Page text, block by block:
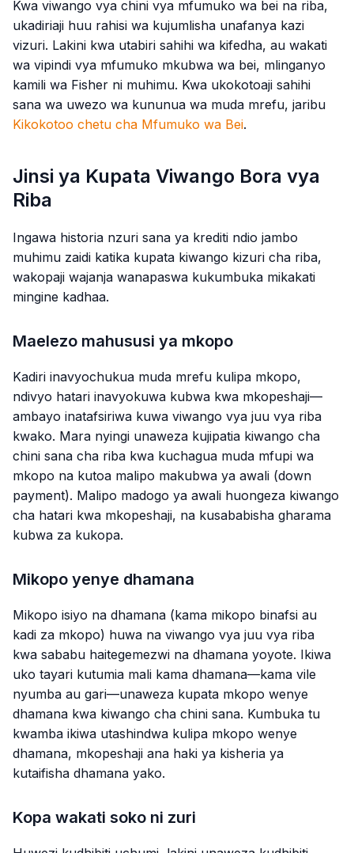
Kwa viwango vya chini vya mfumuko wa bei na riba,
ukadiriaji huu rahisi wa kujumlisha unafanya kazi
vizuri. Lakini kwa utabiri sahihi wa kifedha, au wakati
wa vipindi vya mfumuko mkubwa wa bei, mlinganyo
kamili wa Fisher ni muhimu. Kwa ukokotoaji sahihi
sana wa uwezo wa kununua wa muda mrefu, jaribu
Kikokotoo chetu cha Mfumuko wa Bei.
Jinsi ya Kupata Viwango Bora vya
Riba
Ingawa historia nzuri sana ya krediti ndio jambo
muhimu zaidi katika kupata kiwango kizuri cha riba,
wakopaji wajanja wanapaswa kukumbuka mikakati
mingine kadhaa.
Maelezo mahususi ya mkopo
Kadiri inavyochukua muda mrefu kulipa mkopo,
ndivyo hatari inavyokuwa kubwa kwa mkopeshaji—
ambayo inatafsiriwa kuwa viwango vya juu vya riba
kwako. Mara nyingi unaweza kujipatia kiwango cha
chini sana cha riba kwa kuchagua muda mfupi wa
mkopo na kutoa malipo makubwa ya awali (down
payment). Malipo madogo ya awali huongeza kiwango
cha hatari kwa mkopeshaji, na kusababisha gharama
kubwa za kukopa.
Mikopo yenye dhamana
Mikopo isiyo na dhamana (kama mikopo binafsi au
kadi za mkopo) huwa na viwango vya juu vya riba
kwa sababu haitegemezwi na dhamana yoyote. Ikiwa
uko tayari kutumia mali kama dhamana—kama vile
nyumba au gari—unaweza kupata mkopo wenye
dhamana kwa kiwango cha chini sana. Kumbuka tu
kwamba ikiwa utashindwa kulipa mkopo wenye
dhamana, mkopeshaji ana haki ya kisheria ya
kutaifisha dhamana yako.
Kopa wakati soko ni zuri